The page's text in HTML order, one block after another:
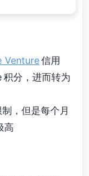
Venture信用
分，进而转为
，但是每个月
高